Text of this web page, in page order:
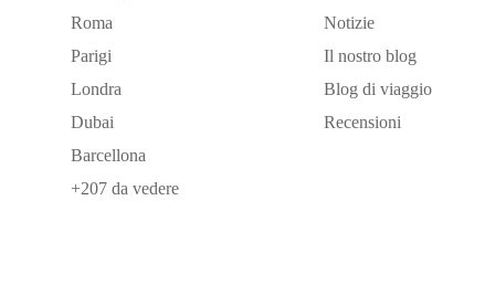
Roma
Parigi
Londra
Dubai
Barcellona
+207 da vedere
Notizie
Il nostro blog
Blog di viaggio
Recensioni